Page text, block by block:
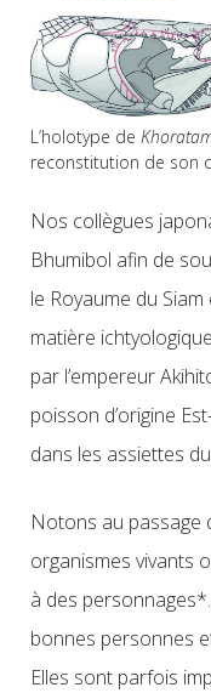
L’holotype de
reconstitution de son
Nos collègues
Bhumibol afin de
le Royaume du Siam
matière
par l’empereur
poisson d’origine
dans les assiettes
Notons au passage
organismes vivants
à des
bonnes personnes
Elles sont parfois